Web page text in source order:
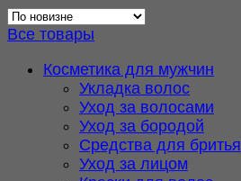
недавние
Все товары
Косметика для мужчин
Укладка волос
Уход за волосами
Уход за бородой
Средства для бритья
Уход за лицом